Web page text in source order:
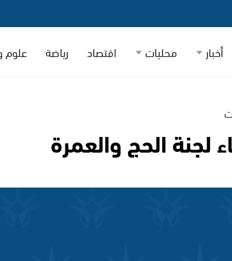
أخبار محليات اقتصاد رياضة علوم
لجنة الحج والعمرة